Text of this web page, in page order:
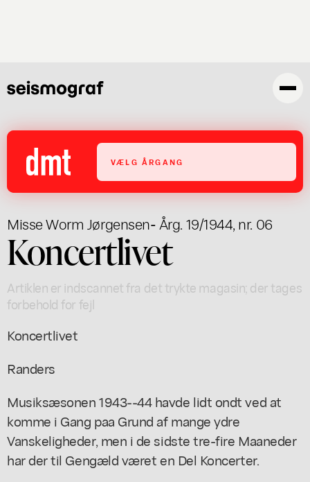
VÆLG ÅRGANG
Misse Worm Jørgensen- Årg. 19/1944, nr. 06
Koncertlivet
Artiklen er indscannet fra det trykte magasin; der tages
forbehold for fejl
Koncertlivet
Randers
Musiksæsonen 1943--44 havde lidt ondt ved at
komme i Gang paa Grund af mange ydre
Vanskeligheder, men i de sidste tre-fire Maaneder
har der til Gengæld været en Del Koncerter.